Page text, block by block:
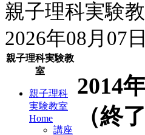
親子理科実験
2026年08月07日
親子理科実験教
室
親子理科
実験教室
Home
講座
2014
（終了